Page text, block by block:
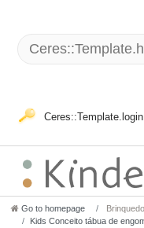
Ceres::Template.login
Go to homepage
Brinquedo
Kids Conceito tábua de